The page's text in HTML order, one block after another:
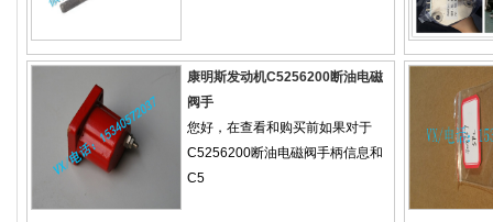
康明斯发动机C5256200断油电磁
阀手
您好，在查看和购买前如果对于
C5256200断油电磁阀手柄信息和
C5